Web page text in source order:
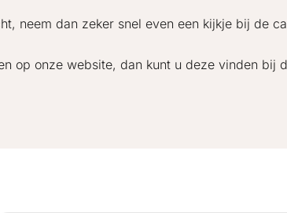
neem dan zeker snel even een kijkje bij de
op onze website, dan kunt u deze vinden bij